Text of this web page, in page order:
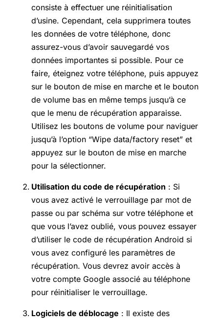
consiste à effectuer une réinitialisation
d’usine. Cependant, cela supprimera toutes
les données de votre téléphone, donc
assurez-vous d’avoir sauvegardé vos
données importantes si possible. Pour ce
faire, éteignez votre téléphone, puis appuyez
sur le bouton de mise en marche et le bouton
de volume bas en même temps jusqu’à ce
que le menu de récupération apparaisse.
Utilisez les boutons de volume pour naviguer
jusqu’à l’option “Wipe data/factory reset” et
appuyez sur le bouton de mise en marche
pour la sélectionner.
Utilisation du code de récupération : Si
vous avez activé le verrouillage par mot de
passe ou par schéma sur votre téléphone et
que vous l’avez oublié, vous pouvez essayer
d’utiliser le code de récupération Android si
vous avez configuré les paramètres de
récupération. Vous devrez avoir accès à
votre compte Google associé au téléphone
pour réinitialiser le verrouillage.
Logiciels de déblocage : Il existe des